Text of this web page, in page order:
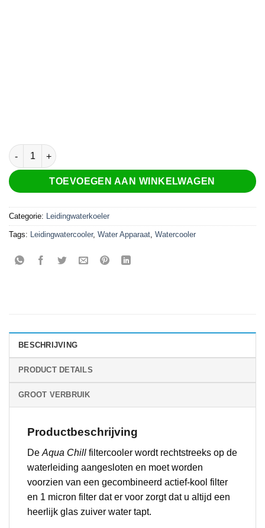
Aqua Chill Table leidingwaterkoeler aantal
TOEVOEGEN AAN WINKELWAGEN
Categorie: Leidingwaterkoeler
Tags: Leidingwatercooler, Water Apparaat, Watercooler
BESCHRIJVING
PRODUCT DETAILS
GROOT VERBRUIK
Productbeschrijving
De Aqua Chill filtercooler wordt rechtstreeks op de
waterleiding aangesloten en moet worden
voorzien van een gecombineerd actief-kool filter
en 1 micron filter dat er voor zorgt dat u altijd een
heerlijk glas zuiver water tapt.